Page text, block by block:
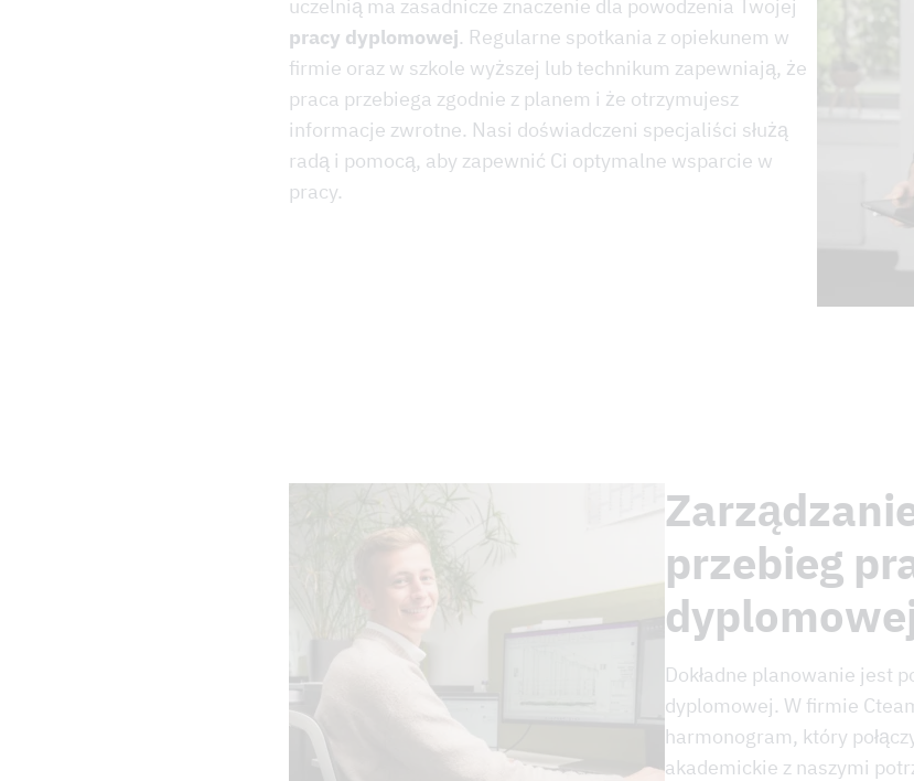
uczelnią ma zasadnicze znaczenie dla powodzenia Twojej
pracy dyplomowej. Regularne spotkania z opiekunem w
firmie oraz w szkole wyższej lub technikum zapewniają, że
praca przebiega zgodnie z planem i że otrzymujesz
informacje zwrotne. Nasi doświadczeni specjaliści służą
radą i pomocą, aby zapewnić Ci optymalne wsparcie w
pracy.
przebieg
Dokładne planowanie jest
dyplomowej. W firmie
harmonogram, który
akademickie z naszymi